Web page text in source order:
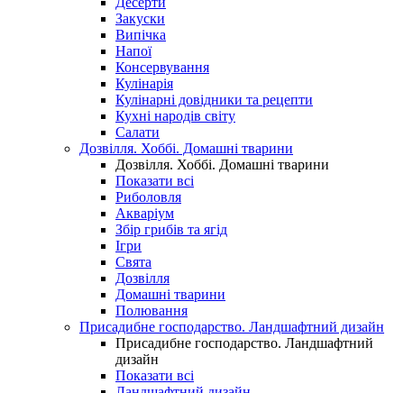
Закуски
Випічка
Напої
Консервування
Кулінарія
Кулінарні довідники та рецепти
Кухні народів світу
Салати
Дозвілля. Хоббі. Домашні тварини
Дозвілля. Хоббі. Домашні тварини
Показати всі
Риболовля
Акваріум
Збір грибів та ягід
Ігри
Свята
Дозвілля
Домашні тварини
Полювання
Присадибне господарство. Ландшафтний дизайн
Присадибне господарство. Ландшафтний
дизайн
Показати всі